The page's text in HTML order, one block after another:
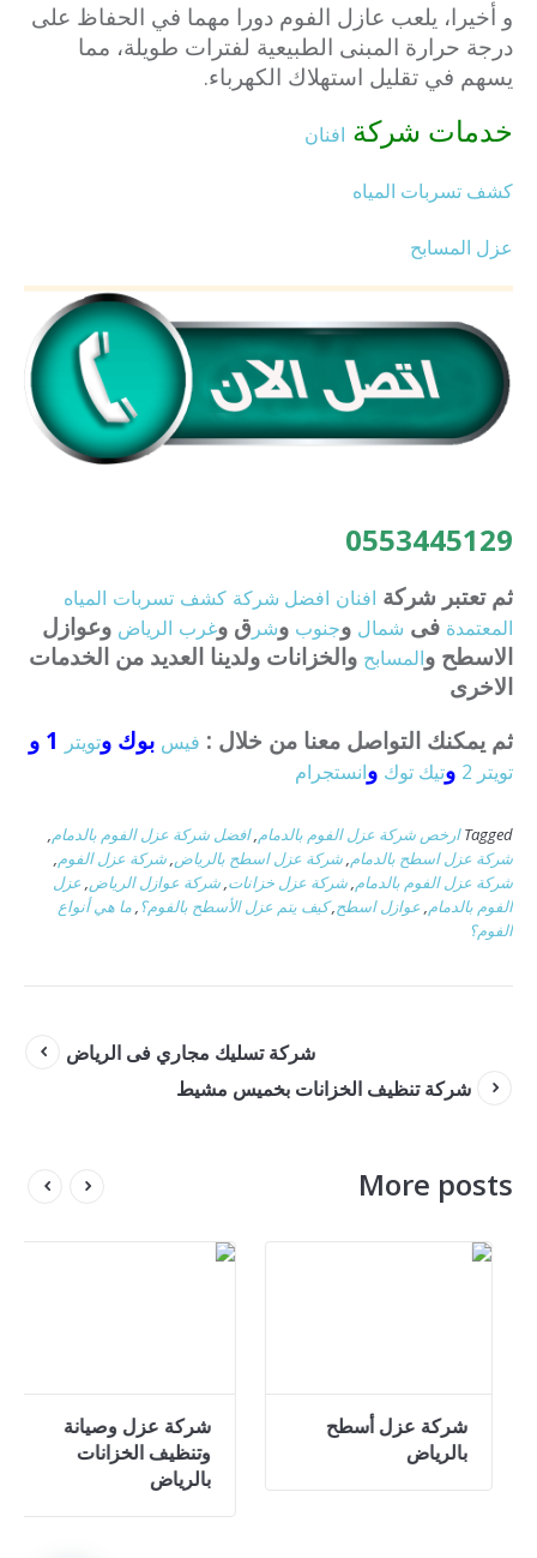
و أخيرا، يلعب عازل الفوم دورا مهما في الحفاظ على
درجة حرارة المبنى الطبيعية لفترات طويلة، مما
يسهم في تقليل استهلاك الكهرباء.
خدمات شركة افنان
كشف تسربات المياه
عزل المسابح
0553445129
ثم تعتبر شركة افنان افضل شركة كشف تسربات المياه
المعتمدة فى شمال وجنوب وشر ق وغرب الرياض وعوازل
الاسطح والمسابح والخزانات ولدينا العديد من الخدمات
الاخرى
ثم يمكنك التواصل معنا من خلال : فيس بوك وتويتر
تويتر 2 وتيك توك وانستجرام
Tagged ارخص شركة عزل الفوم بالدمام,افضل شركة عزل الفوم بالدمام,
شركة عزل اسطح بالدمام,شركة عزل اسطح بالرياض,شركة عزل الفوم,
شركة عزل الفوم بالدمام,شركة عزل خزانات,شركة عوازل الرياض, عزل
الفوم بالدمام, عوازل اسطح,كيف يتم عزل الأسطح بالفوم؟,ما هي أنواع
الفوم؟
شركة تسليك مجاري فى الرياض
شركة تنظيف الخزانات بخميس مشيط
More posts
شركة عزل أسطح
شركة عزل حراري فى